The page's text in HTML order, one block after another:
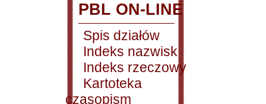
PBL ON-LINE
Spis działów
Indeks nazwisk
Indeks rzeczowy
Kartoteka
czasopism